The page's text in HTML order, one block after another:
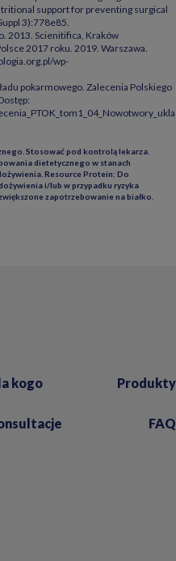
support for preventing surgical
3):778e85.
2013. Scienitifica, Kraków
2017 roku. 2019. Warszawa.
wp-
pokarmowego. Zalecenia Polskiego
Stosować pod kontrolą lekarza.
dietetycznego w stanach
Resource Protein: Do
i/lub w przypadku ryzyka
zapotrzebowanie na białko.
kogo Produkty
FAQ